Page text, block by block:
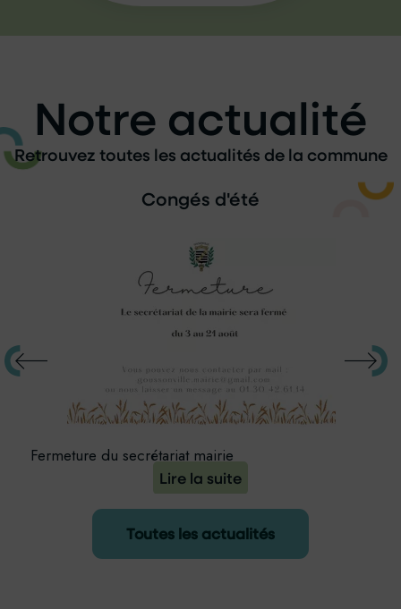
Notre actualité
Retrouvez toutes les actualités de la commune
Congés d'été
Fermeture du secrétariat mairie
Toutes les actualités